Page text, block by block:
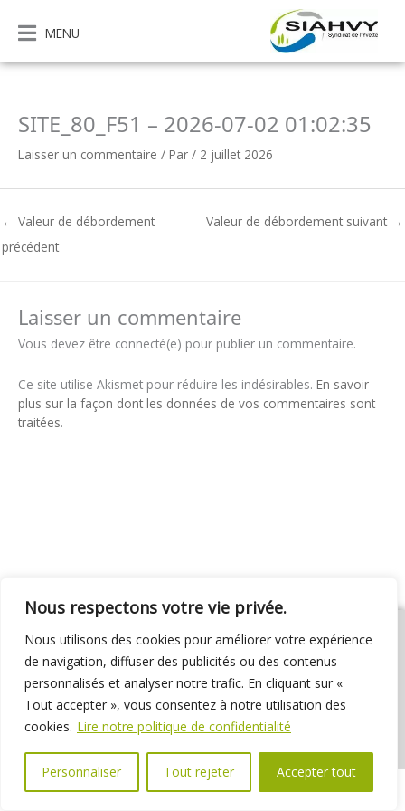
Nous respectons votre vie privée.
Nous utilisons des cookies pour améliorer votre expérience
de navigation, diffuser des publicités ou des contenus
personnalisés et analyser notre trafic. En cliquant sur «
Tout accepter », vous consentez à notre utilisation des
cookies. Lire notre politique de confidentialité
Personnaliser Tout rejeter Accepter tout
contenu
MENU
SITE_80_F51 – 2026-07-02 01:02:35
Laisser un commentaire / Par / 2 juillet 2026
← Valeur de débordement
précédent
Valeur de débordement suivant →
Laisser un commentaire
Vous devez être connecté(e) pour publier un commentaire.
Ce site utilise Akismet pour réduire les indésirables. En savoir
plus sur la façon dont les données de vos commentaires sont
traitées.
01 69 31 72 10 01 69 31 37 31
Nous contacter
Espace élus
Marchés publics Délibérations